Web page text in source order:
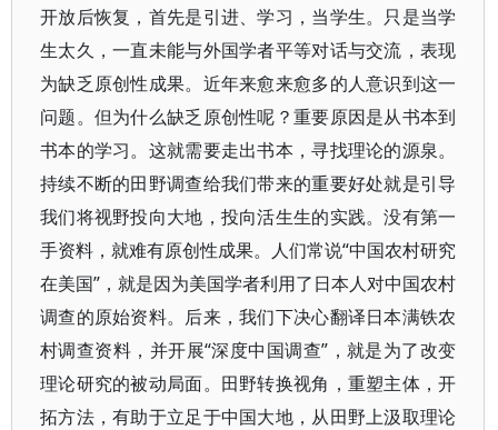
开放后恢复，首先是引进、学习，当学生。只是当学
生太久，一直未能与外国学者平等对话与交流，表现
为缺乏原创性成果。近年来愈来愈多的人意识到这一
问题。但为什么缺乏原创性呢？重要原因是从书本到
书本的学习。这就需要走出书本，寻找理论的源泉。
持续不断的田野调查给我们带来的重要好处就是引导
我们将视野投向大地，投向活生生的实践。没有第一
手资料，就难有原创性成果。人们常说“中国农村研究
在美国”，就是因为美国学者利用了日本人对中国农村
调查的原始资料。后来，我们下决心翻译日本满铁农
村调查资料，并开展“深度中国调查”，就是为了改变
理论研究的被动局面。田野转换视角，重塑主体，开
拓方法，有助于立足于中国大地，从田野上汲取理论